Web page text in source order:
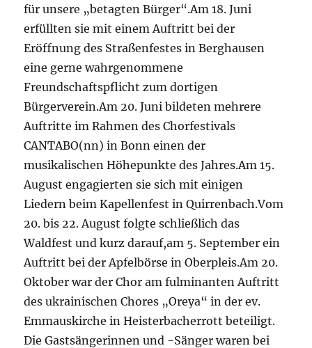
für unsere „betagten Bürger“.Am 18. Juni
erfüllten sie mit einem Auftritt bei der
Eröffnung des Straßenfestes in Berghausen
eine gerne wahrgenommene
Freundschaftspflicht zum dortigen
Bürgerverein.Am 20. Juni bildeten mehrere
Auftritte im Rahmen des Chorfestivals
CANTABO(nn) in Bonn einen der
musikalischen Höhepunkte des Jahres.Am 15.
August engagierten sie sich mit einigen
Liedern beim Kapellenfest in Quirrenbach.Vom
20. bis 22. August folgte schließlich das
Waldfest und kurz darauf,am 5. September ein
Auftritt bei der Apfelbörse in Oberpleis.Am 20.
Oktober war der Chor am fulminanten Auftritt
des ukrainischen Chores „Oreya“ in der ev.
Emmauskirche in Heisterbacherrott beteiligt.
Die Gastsängerinnen und -Sänger waren bei